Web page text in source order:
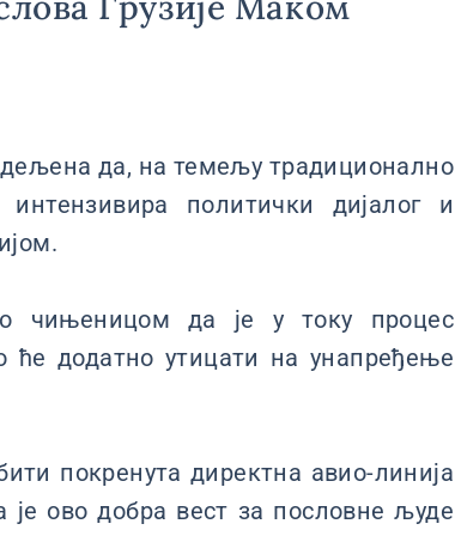
да, на темељу традиционално
политички дијалог и
чињеницом да је у току процес
ће додатно утицати на унапређење
покренута директна авио-линија
ово добра вест за пословне људе